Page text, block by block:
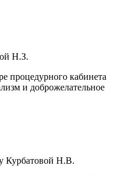
Н.З.
процедурного кабинета
и доброжелательное
Курбатовой Н.В.